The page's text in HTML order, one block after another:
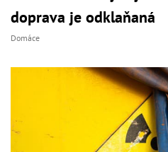
doprava je odklaňaná
Domáce